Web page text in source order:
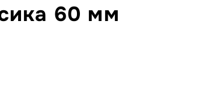
60 мм